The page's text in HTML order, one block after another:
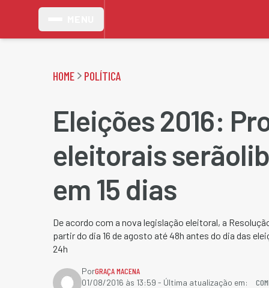
HOME POLÍTICA
Eleições 2016:
eleitorais
em 15 dias
De acordo com a nova legislação eleitoral, a
partir do dia 16 de agosto até 48h antes do dia das
24h
PorGRAÇA MACENA
01/08/2016 às 13:59 - Última atualização em: